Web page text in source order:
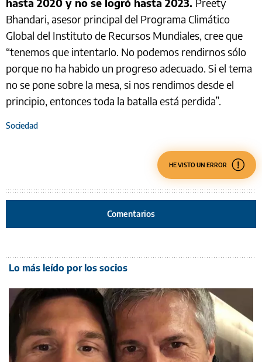
Bhandari, asesor principal del Programa Climático
Global del Instituto de Recursos Mundiales, cree que
“tenemos que intentarlo. No podemos rendirnos sólo
porque no ha habido un progreso adecuado. Si el tema
no se pone sobre la mesa, si nos rendimos desde el
principio, entonces toda la batalla está perdida”.
Sociedad
HE VISTO UN ERROR
Comentarios
Lo más leído por los socios